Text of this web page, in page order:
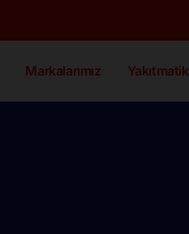
Markalarımız Yakıtmatik